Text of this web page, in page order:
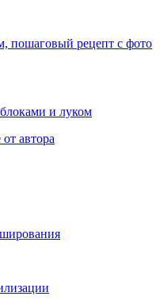
пошаговый рецепт с фото
и луком
автора